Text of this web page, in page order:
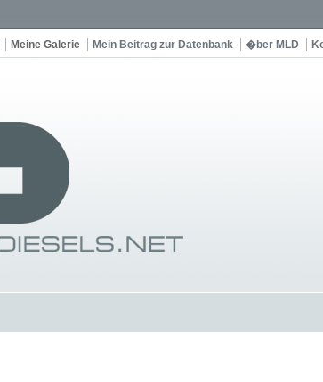
Meine Galerie Mein Beitrag zur Datenbank �ber MLD